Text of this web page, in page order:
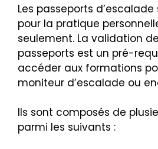
Les passeports
pour la pratique
seulement. La validation
passeports est un pré-
accéder aux formations
moniteur d’escalade ou
Ils sont composés de
parmi les suivants :